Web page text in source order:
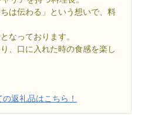
は伝わる」という想いで、料
なっております。
、口に入れた時の食感を楽し
返礼品はこちら！